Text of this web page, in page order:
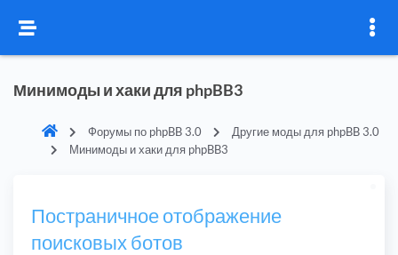
Минимоды и хаки для phpBB3
Форумы по phpBB 3.0
Другие моды для phpBB 3.0
Минимоды и хаки для phpBB3
Постраничное отображение
поисковых ботов